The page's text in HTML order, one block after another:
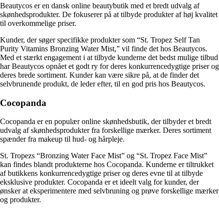
Beautycos er en dansk online beautybutik med et bredt udvalg af
skønhedsprodukter. De fokuserer på at tilbyde produkter af høj kvalitet
til overkommelige priser.
Kunder, der søger specifikke produkter som “St. Tropez Self Tan
Purity Vitamins Bronzing Water Mist,” vil finde det hos Beautycos.
Med et stærkt engagement i at tilbyde kunderne det bedst mulige tilbud
har Beautycos opnået et godt ry for deres konkurrencedygtige priser og
deres brede sortiment. Kunder kan være sikre på, at de finder det
selvbrunende produkt, de leder efter, til en god pris hos Beautycos.
Cocopanda
Cocopanda er en populær online skønhedsbutik, der tilbyder et bredt
udvalg af skønhedsprodukter fra forskellige mærker. Deres sortiment
spænder fra makeup til hud- og hårpleje.
St. Tropezs “Bronzing Water Face Mist” og “St. Tropez Face Mist”
kan findes blandt produkterne hos Cocopanda. Kunderne er tiltrukket
af butikkens konkurrencedygtige priser og deres evne til at tilbyde
eksklusive produkter. Cocopanda er et ideelt valg for kunder, der
ønsker at eksperimentere med selvbruning og prøve forskellige mærker
og produkter.